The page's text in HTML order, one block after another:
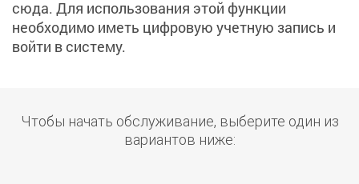
сюда. Для использования этой функции
необходимо иметь цифровую учетную запись и
войти в систему.
Чтобы начать обслуживание, выберите один из
вариантов ниже: